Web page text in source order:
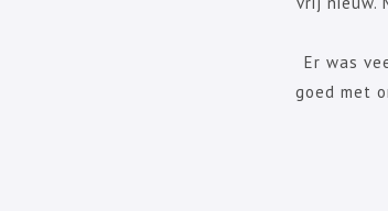
Er was
goed met